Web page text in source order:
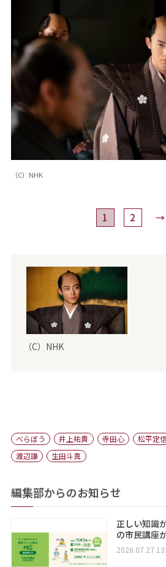
（C）NHK
1 2 →
（C）NHK
べらぼう 井上祐貴 寺田心 松平定
渡辺謙
生田斗真
編集部からのお知らせ
正しい知識
の市民講座
2026.07.27